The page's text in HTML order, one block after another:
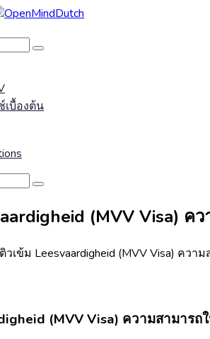
บื้องต้น
(MVV Visa) ค
วเข้ม Leesvaardigheid (MVV Visa) ควา
(MVV Visa) ความสามารถ